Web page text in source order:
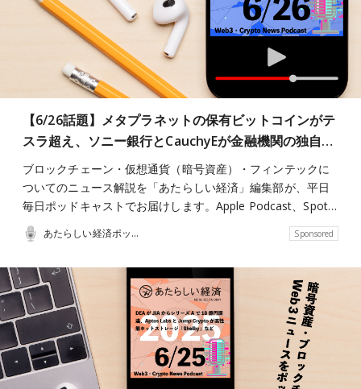
【6/26話題】メタプラネットの保有ビットコインがテ
スラ超え、ソニー銀行とCauchyEが金融機関の独自…
ブロックチェーン・仮想通貨（暗号資産）・フィンテックに
ついてのニュース解説を「あたらしい経済」編集部が、平日
毎日ポッドキャストでお届けします。Apple Podcast、Spot…
あたらしい経済ポッドキャスト Sponsored